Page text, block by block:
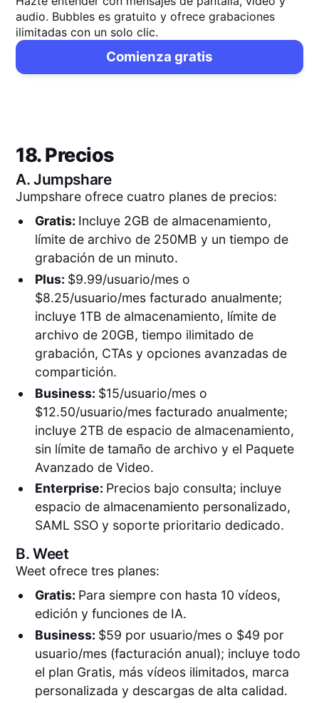
audio. Bubbles es gratuito y ofrece grabaciones
ilimitadas con un solo clic.
Comienza gratis
18. Precios
A.Jumpshare
Jumpshare ofrece cuatro planes de precios:
Gratis: Incluye 2GB de almacenamiento,
límite de archivo de 250MB y un tiempo de
grabación de un minuto.
Plus: $9.99/usuario/mes o
$8.25/usuario/mes facturado anualmente;
incluye 1TB de almacenamiento, límite de
archivo de 20GB, tiempo ilimitado de
grabación, CTAs y opciones avanzadas de
compartición.
Business: $15/usuario/mes o
$12.50/usuario/mes facturado anualmente;
incluye 2TB de espacio de almacenamiento,
sin límite de tamaño de archivo y el Paquete
Avanzado de Video.
Enterprise: Precios bajo consulta; incluye
espacio de almacenamiento personalizado,
SAML SSO y soporte prioritario dedicado.
B.Weet
Weet ofrece tres planes:
Gratis: Para siempre con hasta 10 vídeos,
edición y funciones de IA.
Business: $59 por usuario/mes o $49 por
usuario/mes (facturación anual); incluye todo
el plan Gratis, más vídeos ilimitados, marca
personalizada y descargas de alta calidad.